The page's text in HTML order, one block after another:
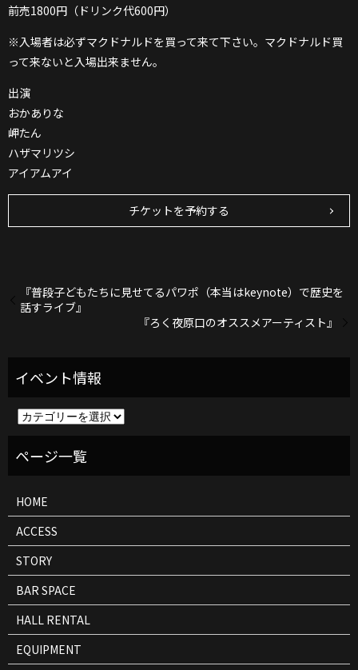
前売1800円（ドリンク代600円）
※入場者は必ずマクドナルドを買って来て下さい。マクドナルド買
って来ないと入場出来ません。
出演
おかありな
岬たん
ハザマリツシ
アイアムアイ
チケットを予約する
『普段子どもたちに見せてるパワポ（本当はkeynote）で歴史を
話すライブ』
『ろく夜原口のオススメアーティスト』
ト
HOME
ACCESS
STORY
BAR SPACE
HALL RENTAL
EQUIPMENT